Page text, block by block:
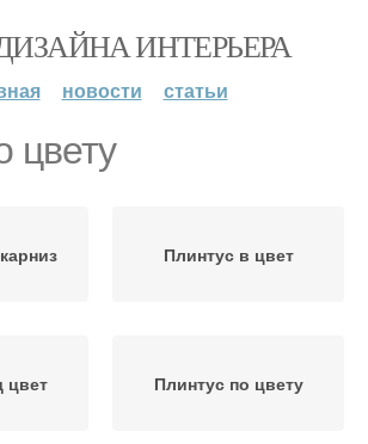
ИНТЕРЬЕРА
новости статьи
цвету
Плинтус в цвет
цвет Плинтус по цвету